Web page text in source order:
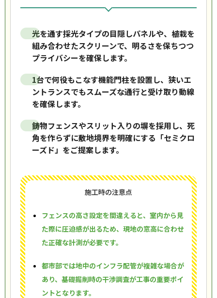
光を通す採光タイプの目隠しパネルや、植栽を
組み合わせたスクリーンで、明るさを保ちつつ
プライバシーを確保します。
1台で何役もこなす機能門柱を設置し、狭いエ
ントランスでもスムーズな通行と受け取り動線
を確保します。
鋳物フェンスやスリット入りの塀を採用し、死
角を作らずに敷地境界を明確にする「セミクロ
ーズド」をご提案します。
施工時の注意点
フェンスの高さ設定を間違えると、室内から見
た際に圧迫感が出るため、現地の窓高に合わせ
た正確な計測が必要です。
都市部では地中のインフラ配管が複雑な場合が
あり、基礎掘削時の干渉調査が工事の重要ポイ
ントとなります。